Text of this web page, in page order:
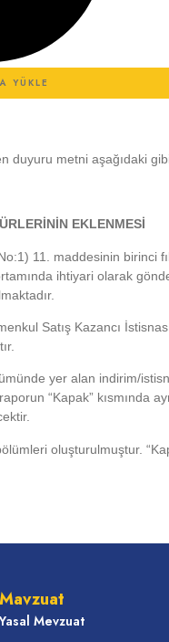
YÜKLE
duyuru metni aşağıdaki
EKLENMESİ
11. maddesinin birinci
ihtiyari olarak
Satış Kazancı
yer alan indirim/
“Kapak” kısmında
oluşturulmuştur.
Mavzuat
Yasal Mevzuat